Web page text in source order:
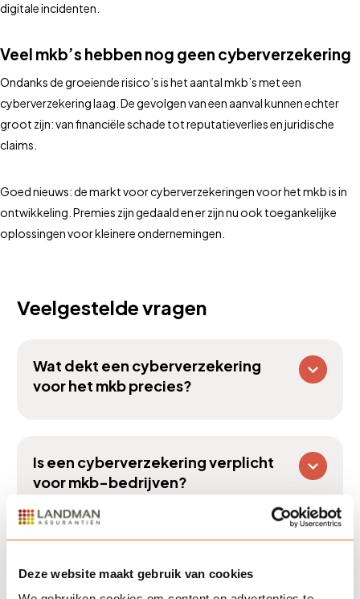
Deze website maakt gebruik van cookies
digitale incidenten.
Veel mkb’s hebben nog geen cyberverzekering
Ondanks de groeiende risico’s is het aantal mkb’s met een
cyberverzekering laag. De gevolgen van een aanval kunnen echter
groot zijn: van financiële schade tot reputatieverlies en juridische
claims.
Goed nieuws: de markt voor cyberverzekeringen voor het mkb is in
ontwikkeling. Premies zijn gedaald en er zijn nu ook toegankelijke
oplossingen voor kleinere ondernemingen.
Veelgestelde vragen
Wat dekt een cyberverzekering
voor het mkb precies?
Is een cyberverzekering verplicht
voor mkb-bedrijven?
cyberverzekering?